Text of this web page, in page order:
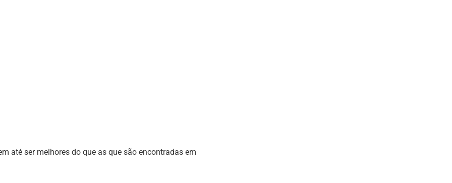
até ser melhores do que as que são encontradas em